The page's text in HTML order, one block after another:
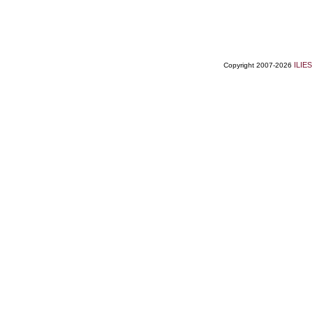
Copyright 2007-2026